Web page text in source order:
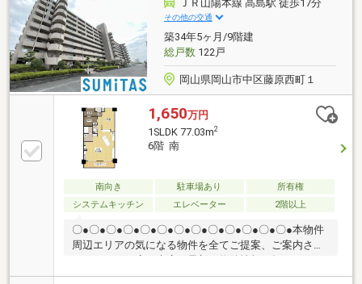
室内をご見学ください。皆様からのご連絡を心よりお
待ちしております。
ＪＲ山陽本線 高島駅 徒歩17分
その他の交通
築34年5ヶ月/9階建
総戸数122戸
岡山県岡山市中区藤原西町１
1,650万円
1SLDK 77.03m2
6階 南
南向き 駐車場あり
所有権
システムキッチン
エレベーター 2階以上
〇●〇●〇●〇●〇●〇●〇●〇●〇●〇●〇●〇●〇●本物件
周辺エリアの気になる物件を全てご提案、ご案内させ
まとめて物件見学ができる見学ツアーは【その場で確